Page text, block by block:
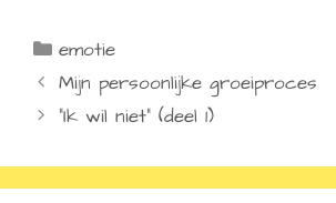
Categorieën
emotie
Mijn persoonlijke groeiproces
”Ik wil niet” (deel 1)